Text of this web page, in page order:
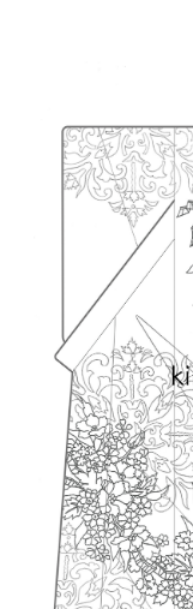
◎ひながたとは
キモノの制作
画を描くこと
を描いてどの
や刺繍はどう
算に合わせた
な設計図でも
◎京友禅と染
手描き京友禅
０の工程があ